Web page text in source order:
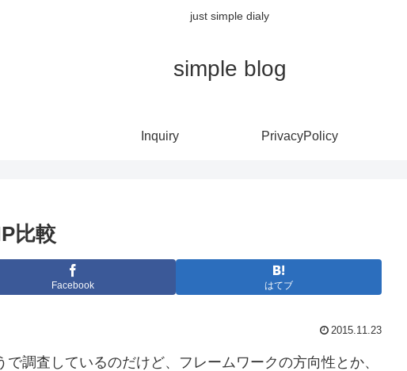
just simple dialy
simple blog
Inquiry PrivacyPolicy
比較
Facebook はてブ
2015.11.23
調査しているのだけど、フレームワークの方向性とか、